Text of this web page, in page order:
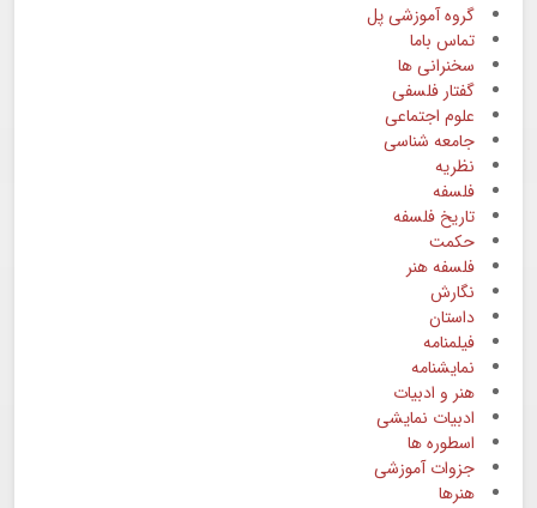
گروه آموزشی پل
تماس باما
سخنرانی ها
گفتار فلسفی
علوم اجتماعی
جامعه شناسی
نظریه
فلسفه
تاریخ فلسفه
حکمت
فلسفه هنر
نگارش
داستان
فیلمنامه
نمایشنامه
هنر و ادبیات
ادبیات نمایشی
اسطوره ها
جزوات آموزشی
هنرها